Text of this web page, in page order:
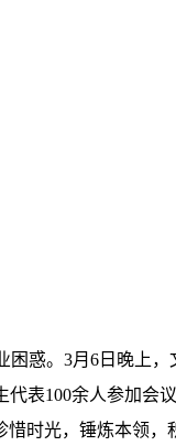
困惑。3月6 日晚上
代表100余人参加会议
时光，锤炼本领